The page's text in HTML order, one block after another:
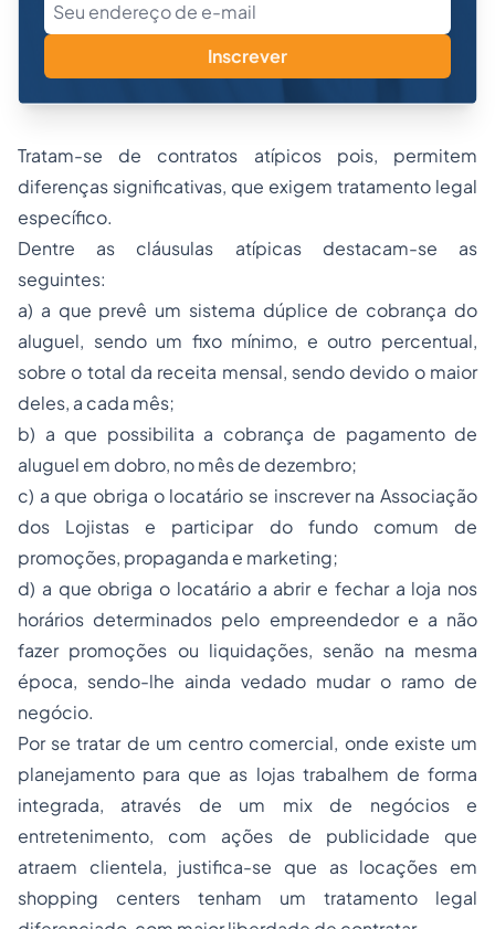
Inscrever
Tratam-se de contratos atípicos pois, permitem
diferenças signiﬁcativas, que exigem tratamento legal
específico.
Dentre as cláusulas atípicas destacam-se as
seguintes:
a) a que prevê um sistema dúplice de cobrança do
aluguel, sendo um ﬁxo mínimo, e outro percentual,
sobre o total da receita mensal, sendo devido o maior
deles, a cada mês;
b) a que possibilita a cobrança de pagamento de
aluguel em dobro, no mês de dezembro;
c) a que obriga o locatário se inscrever na Associação
dos Lojistas e participar do fundo comum de
promoções, propaganda e marketing;
d) a que obriga o locatário a abrir e fechar a loja nos
horários determinados pelo empreendedor e a não
fazer promoções ou liquidações, senão na mesma
época, sendo-lhe ainda vedado mudar o ramo de
negócio.
Por se tratar de um centro comercial, onde existe um
planejamento para que as lojas trabalhem de forma
integrada, através de um mix de negócios e
entretenimento, com ações de publicidade que
atraem clientela, justifica-se que as locações em
shopping centers tenham um tratamento legal